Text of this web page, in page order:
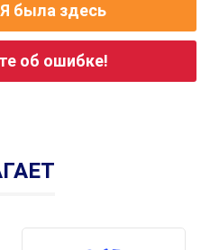
была здесь
об ошибке!